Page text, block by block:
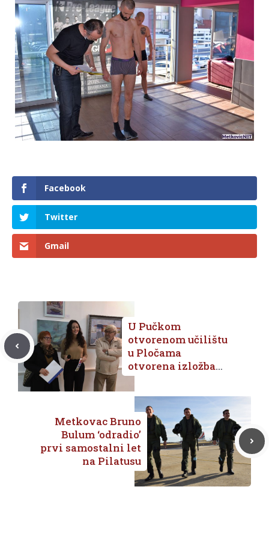
Facebook
Twitter
Gmail
U Pučkom
otvorenom učilištu
u Pločama
otvorena izložba
Ante
Dragobratovića
Metkovac Bruno
Bulum ‘odradio’
prvi samostalni let
na Pilatusu